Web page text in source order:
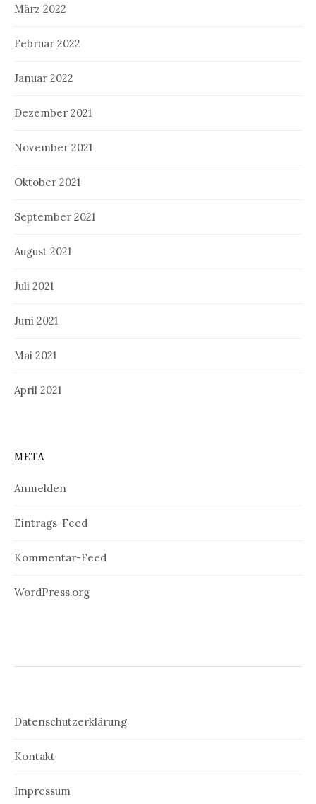
März 2022
Februar 2022
Januar 2022
Dezember 2021
November 2021
Oktober 2021
September 2021
August 2021
Juli 2021
Juni 2021
Mai 2021
April 2021
META
Anmelden
Eintrags-Feed
Kommentar-Feed
WordPress.org
Datenschutzerklärung
Kontakt
Impressum